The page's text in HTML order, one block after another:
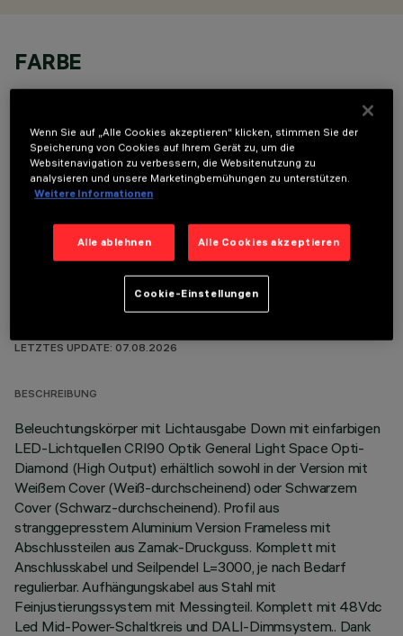
FARBE
OPTIONALE KOMPONENTEN
LETZTES UPDATE: 07.08.2026
BESCHREIBUNG
Beleuchtungskörper mit Lichtausgabe Down mit einfarbigen
LED-Lichtquellen CRI90 Optik General Light Space Opti-
Diamond (High Output) erhältlich sowohl in der Version mit
Weißem Cover (Weiß-durchscheinend) oder Schwarzem
Cover (Schwarz-durchscheinend). Profil aus
stranggepresstem Aluminium Version Frameless mit
Abschlussteilen aus Zamak-Druckguss. Komplett mit
Anschlusskabel und Seilpendel L=3000, je nach Bedarf
regulierbar. Aufhängungskabel aus Stahl mit
Feinjustierungssystem mit Messingteil. Komplett mit 48Vdc
Led Mid-Power-Schaltkreis und DALI-Dimmsystem.. Dank
Wenn Sie auf „Alle Cookies akzeptieren“ klicken, stimmen Sie der
Speicherung von Cookies auf Ihrem Gerät zu, um die
Websitenavigation zu verbessern, die Websitenutzung zu
analysieren und unsere Marketingbemühungen zu unterstützen.
Weitere Informationen
Alle ablehnen Alle Cookies akzeptieren
Cookie-Einstellungen